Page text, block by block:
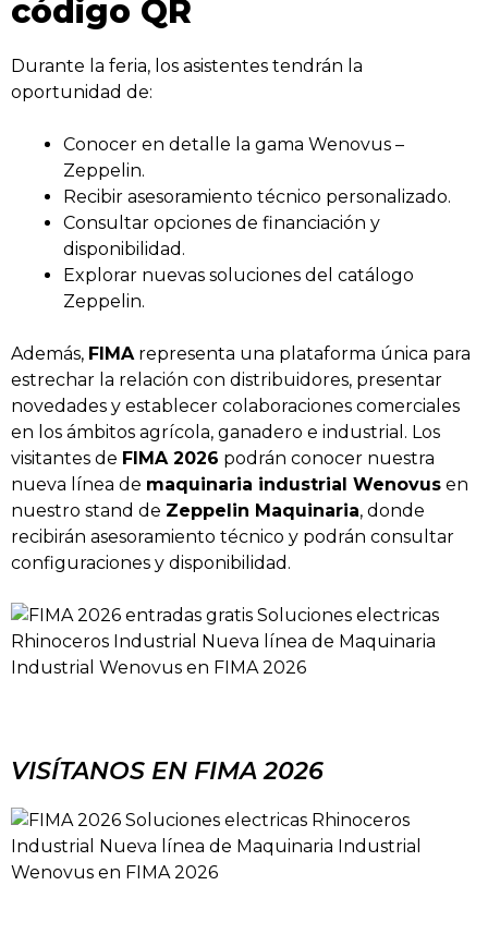
código QR
Durante la feria, los asistentes tendrán la
oportunidad de:
Conocer en detalle la gama Wenovus –
Zeppelin.
Recibir asesoramiento técnico personalizado.
Consultar opciones de financiación y
disponibilidad.
Explorar nuevas soluciones del catálogo
Zeppelin.
Además, FIMArepresenta una plataforma única para
estrechar la relación con distribuidores, presentar
novedades y establecer colaboraciones comerciales
en los ámbitos agrícola, ganadero e industrial. Los
visitantes de FIMA 2026 podrán conocer nuestra
nueva línea de maquinaria industrial Wenovus en
nuestro stand de Zeppelin Maquinaria, donde
recibirán asesoramiento técnico y podrán consultar
configuraciones y disponibilidad.
VISÍTANOS EN FIMA 2026